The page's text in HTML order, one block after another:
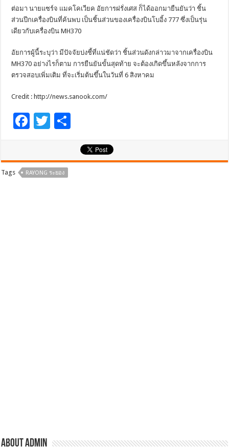
ต่อมา นายแซร์จ แมคโคเวียค อัยการฝรั่งเศส ก็ได้ออกมายืนยันว่า ชิ้น
ส่วนปีกเครื่องบินที่ค้นพบ เป็นชิ้นส่วนของเครื่องบินโบอิ้ง 777 ซึ่งเป็นรุ่น
เดียวกับเครื่องบิน MH370
อัยการผู้นี้ระบุว่า มีปัจจัยบ่งชี้ที่แน่ชัดว่า ชิ้นส่วนดังกล่าวมาจากเครื่องบิน
MH370 อย่างไรก็ตาม การยืนยันขั้นสุดท้าย จะต้องเกิดขึ้นหลังจากการ
ตรวจสอบเพิ่มเติม ที่จะเริ่มต้นขึ้นในวันที่ 6 สิงหาคม
Credit : http://news.sanook.com/
F
b
T
er
ar
Tags RAYONG ระยอง
About admin